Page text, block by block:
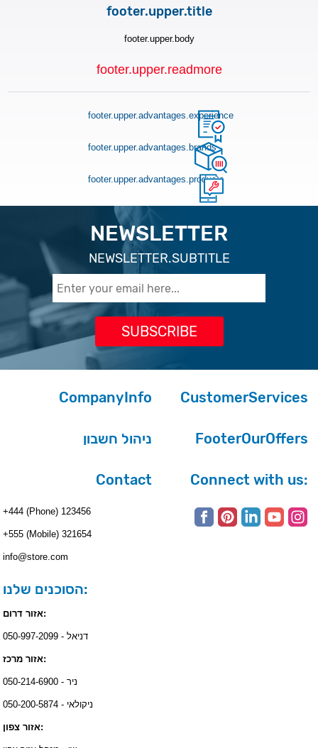
footer.upper.title
footer.upper.body
footer.upper.readmore
footer.upper.advantages.experience
footer.upper.advantages.brands
footer.upper.advantages.products
NEWSLETTER
NEWSLETTER.SUBTITLE
CompanyInfo CustomerServices
ניהול חשבון FooterOurOffers
Contact
+444 (Phone) 123456
+555 (Mobile) 321654
info@store.com
הסוכנים שלנו:
אזור דרום:
דניאל - 050-997-2099
אזור מרכז:
ניר - 050-214-6900
ניקולאי - 050-200-5874
אזור צפון:
Connect with us: